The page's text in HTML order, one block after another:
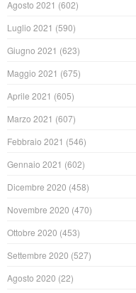
Agosto 2021 (602)
Luglio 2021 (590)
Giugno 2021 (623)
Maggio 2021 (675)
Aprile 2021 (605)
Marzo 2021 (607)
Febbraio 2021 (546)
Gennaio 2021 (602)
Dicembre 2020 (458)
Novembre 2020 (470)
Ottobre 2020 (453)
Settembre 2020 (527)
Agosto 2020 (22)